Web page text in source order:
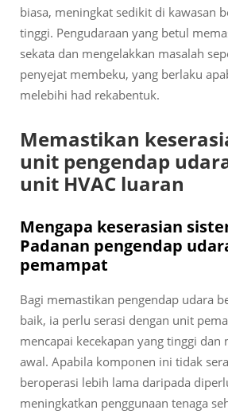
biasa, meningkat sedikit di kawasan
tinggi. Pengudaraan yang betul
sekata dan mengelakkan masalah
penyejat membeku, yang berlaku
melebihi had rekabentuk.
Memastikan
unit pengendap
unit HVAC luaran
Mengapa keserasian
Padanan pengendap
pemampat
Bagi memastikan pengendap udara
baik, ia perlu serasi dengan unit
mencapai kecekapan yang tinggi dan
awal. Apabila komponen ini tidak
beroperasi lebih lama daripada
meningkatkan penggunaan tenaga